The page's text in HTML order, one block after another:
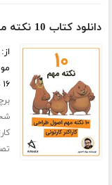
دانلود کتاب 10 نکته مهم اصول طراحی کاراکتر کارتونی
۱۶ صفحه